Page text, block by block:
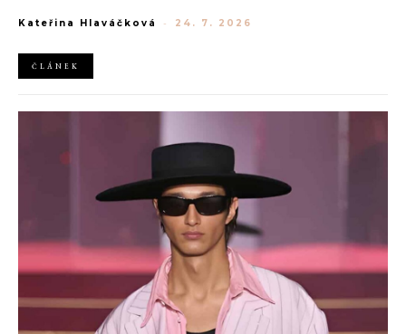
22. do 28. září přivítá tradiční jména, pozornost však zaměří
Moschino.
Kateřina Hlaváčková - 24. 7. 2026
ČLÁNEK